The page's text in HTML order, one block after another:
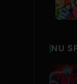
NU